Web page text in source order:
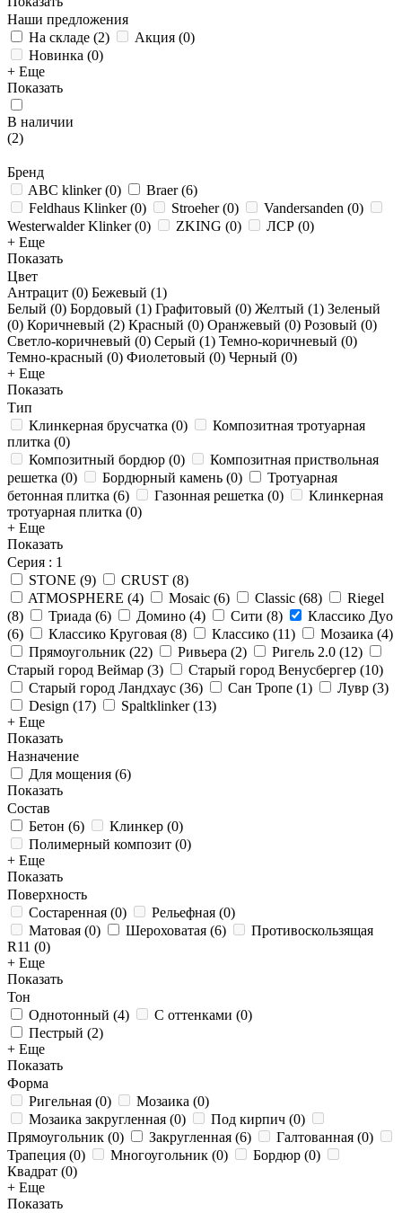
Наши предложения
На складе (2) Акция (0)
Новинка (0)
+ Еще
Показать
В наличии
(2)
Бренд
ABC klinker(0) Braer(6)
Feldhaus Klinker(0) Stroeher(0) Vandersanden (0)
Westerwalder Klinker(0) ZKING (0) ЛСР (0)
+ Еще
Показать
Цвет
Антрацит (0) Бежевый (1)
Белый (0) Бордовый (1) Графитовый (0) Желтый (1) Зеленый
(0) Коричневый (2) Красный (0) Оранжевый (0) Розовый (0)
Светло-коричневый (0) Серый (1) Темно-коричневый (0)
Темно-красный (0) Фиолетовый (0) Черный (0)
+ Еще
Показать
Тип
Клинкерная брусчатка (0)
Композитная тротуарная
плитка (0)
Композитный бордюр (0)
Композитная приствольная
решетка (0) Бордюрный камень (0)
Тротуарная
бетонная плитка (6) Газонная решетка (0)
Клинкерная
тротуарная плитка (0)
+ Еще
Показать
Серия : 1
STONE (9) CRUST (8)
ATMOSPHERE (4) Mosaic (6) Classic (68)
Riegel
(8) Триада (6) Домино (4) Сити (8)
Классико Дуо
(6) Классико Круговая (8) Классико (11) Мозаика (4)
Прямоугольник (22) Ривьера (2) Ригель 2.0 (12)
Старый город Веймар (3) Старый город Венусбергер (10)
Старый город Ландхаус (36) Сан Тропе (1) Лувр (3)
Design (17) Spaltklinker(13)
+ Еще
Показать
Назначение
Для мощения (6)
Показать
Состав
Бетон (6) Клинкер (0)
Полимерный композит (0)
+ Еще
Показать
Поверхность
Состаренная (0) Рельефная (0)
Матовая (0) Шероховатая (6)
Противоскользящая
R11 (0)
+ Еще
Показать
Тон
Однотонный (4) С оттенками (0)
Пестрый (2)
+ Еще
Показать
Форма
Ригельная (0) Мозаика (0)
Мозаика закругленная (0) Под кирпич (0)
Прямоугольник (0) Закругленная (6) Галтованная (0)
Трапеция (0) Многоугольник (0) Бордюр (0)
Квадрат (0)
+ Еще
Показать